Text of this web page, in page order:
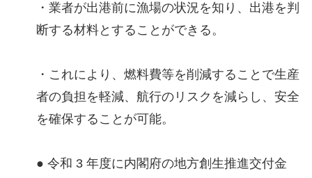
・業者が出港前に漁場の状況を知り、出港を判
断する材料とすることができる。
・これにより、燃料費等を削減することで生産
者の負担を軽減、航行のリスクを減らし、安全
を確保することが可能。
● 令和 3 年度に内閣府の地方創生推進交付金